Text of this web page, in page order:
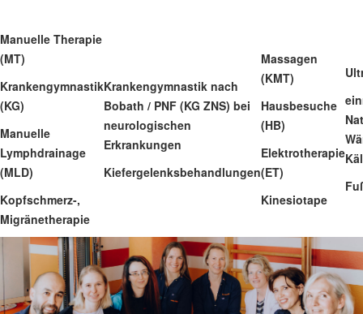
Manuelle Therapie
(MT)
Krankengymnastik
(KG)
Manuelle
Lymphdrainage
(MLD)
Kopfschmerz-,
Migränetherapie
Krankengymnastik nach
Bobath / PNF (KG ZNS) bei
neurologischen
Erkrankungen
Kiefergelenksbehandlungen
Massagen
(KMT)
Hausbesuche
(HB)
Elektrotherapie
(ET)
Kinesiotape